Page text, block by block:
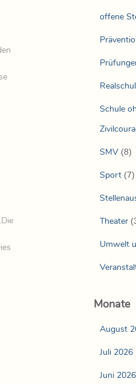
offene
Schule
SMV(8)
Sport(7)
Theater
Umwelt
Monate
August
Juli 2026
Juni 2026